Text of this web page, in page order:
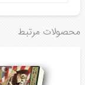
محصولات مرتبط